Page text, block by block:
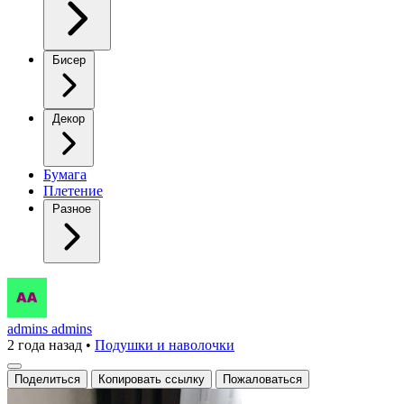
Бисер
Декор
Бумага
Плетение
Разное
Декоративная
подушка
—
зайка
admins admins
2 года назад • Подушки и наволочки
Поделиться Копировать ссылку Пожаловаться